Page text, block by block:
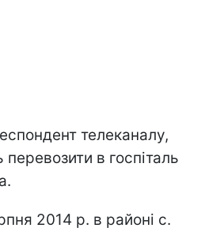
телеканалу,
в госпіталь
2014 р. в районі с.